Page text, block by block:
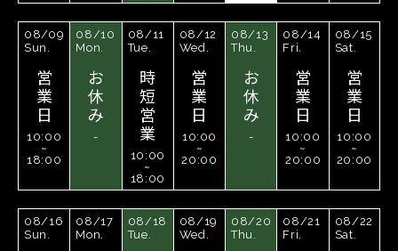
08/09
Sun.
営
業
日
10:00
~
18:00
08/10
Mon.
お
休
み
-
08/11
Tue.
時
短
営
業
10:00
~
18:00
08/12
Wed.
営
業
日
10:00
~
20:00
08/13
Thu.
お
休
み
-
08/14
Fri.
営
業
日
10:00
~
20:00
08/15
Sat.
営
業
日
10:00
~
20:00
08/16
Sun.
08/17
Mon.
08/18
Tue.
08/19
Wed.
08/20
Thu.
08/21
Fri.
08/22
Sat.